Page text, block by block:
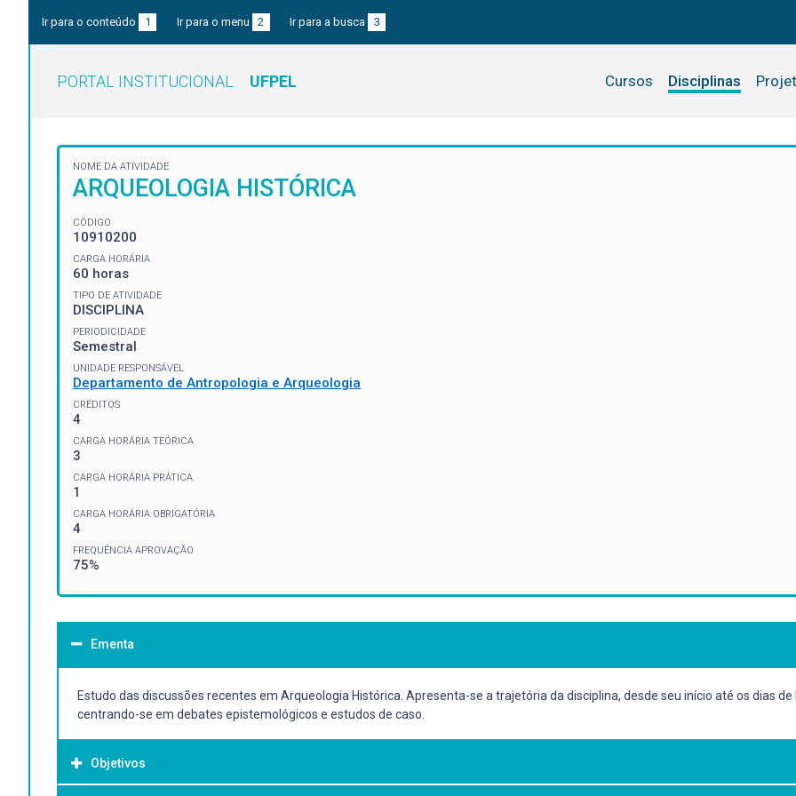
Ir para o conteúdo 1 Ir para o menu 2 Ir para a busca 3
PORTAL INSTITUCIONAL UFPEL Cursos Disciplinas
NOME DA ATIVIDADE
ARQUEOLOGIA HISTÓRICA
CÓDIGO
10910200
CARGA HORÁRIA
60 horas
TIPO DE ATIVIDADE
DISCIPLINA
PERIODICIDADE
Semestral
UNIDADE RESPONSÁVEL
Departamento de Antropologia e Arqueologia
CRÉDITOS
4
CARGA HORÁRIA TEÓRICA
3
CARGA HORÁRIA PRÁTICA
1
CARGA HORÁRIA OBRIGATÓRIA
4
FREQUÊNCIA APROVAÇÃO
75%
Ementa
Estudo das discussões recentes em Arqueologia Histórica. Apresenta-se a trajetória da disciplina, desde seu início até os dias de
centrando-se em debates epistemológicos e estudos de caso.
Objetivos